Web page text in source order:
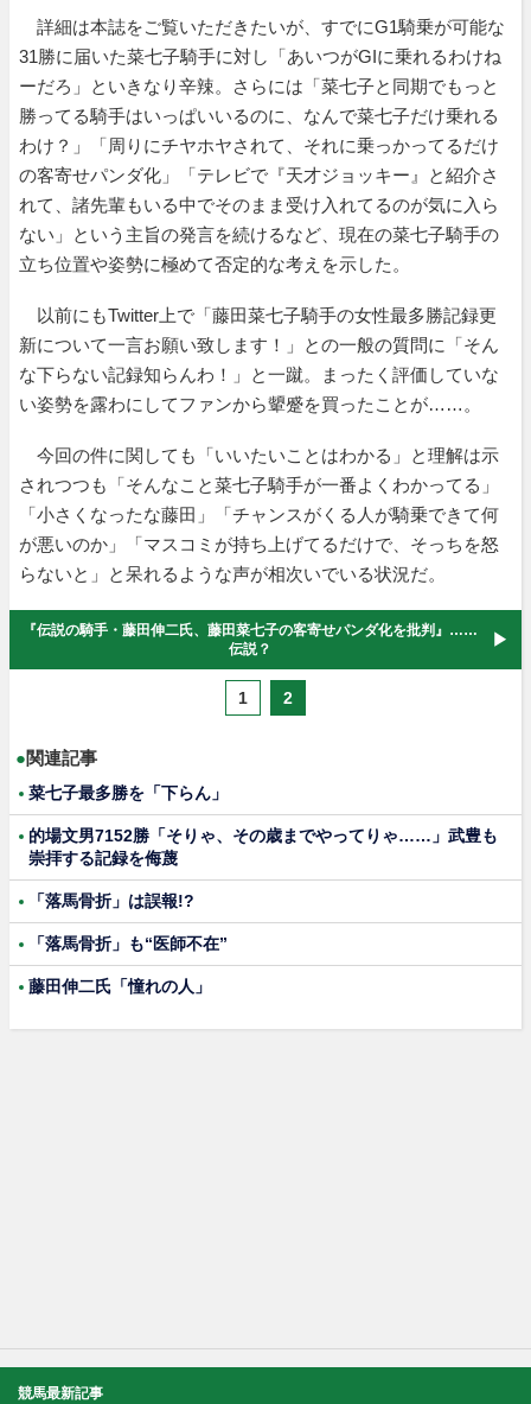
詳細は本誌をご覧いただきたいが、すでにG1騎乗が可能な
31勝に届いた菜七子騎手に対し「あいつがGIに乗れるわけね
ーだろ」といきなり辛辣。さらには「菜七子と同期でもっと
勝ってる騎手はいっぱいいるのに、なんで菜七子だけ乗れる
わけ？」「周りにチヤホヤされて、それに乗っかってるだけ
の客寄せパンダ化」「テレビで『天才ジョッキー』と紹介さ
れて、諸先輩もいる中でそのまま受け入れてるのが気に入ら
ない」という主旨の発言を続けるなど、現在の菜七子騎手の
立ち位置や姿勢に極めて否定的な考えを示した。
以前にもTwitter上で「藤田菜七子騎手の女性最多勝記録更
新について一言お願い致します！」との一般の質問に「そん
な下らない記録知らんわ！」と一蹴。まったく評価していな
い姿勢を露わにしてファンから顰蹙を買ったことが……。
今回の件に関しても「いいたいことはわかる」と理解は示
されつつも「そんなこと菜七子騎手が一番よくわかってる」
「小さくなったな藤田」「チャンスがくる人が騎乗できて何
が悪いのか」「マスコミが持ち上げてるだけで、そっちを怒
らないと」と呆れるような声が相次いでいる状況だ。
『伝説の騎手・藤田伸二氏、藤田菜七子の客寄せパンダ化を批判』……
伝説？
1 2
●関連記事
菜七子最多勝を「下らん」
的場文男7152勝「そりゃ、その歳までやってりゃ……」武豊も
崇拝する記録を侮蔑
「落馬骨折」は誤報!?
「落馬骨折」も“医師不在”
藤田伸二氏「憧れの人」
競馬最新記事